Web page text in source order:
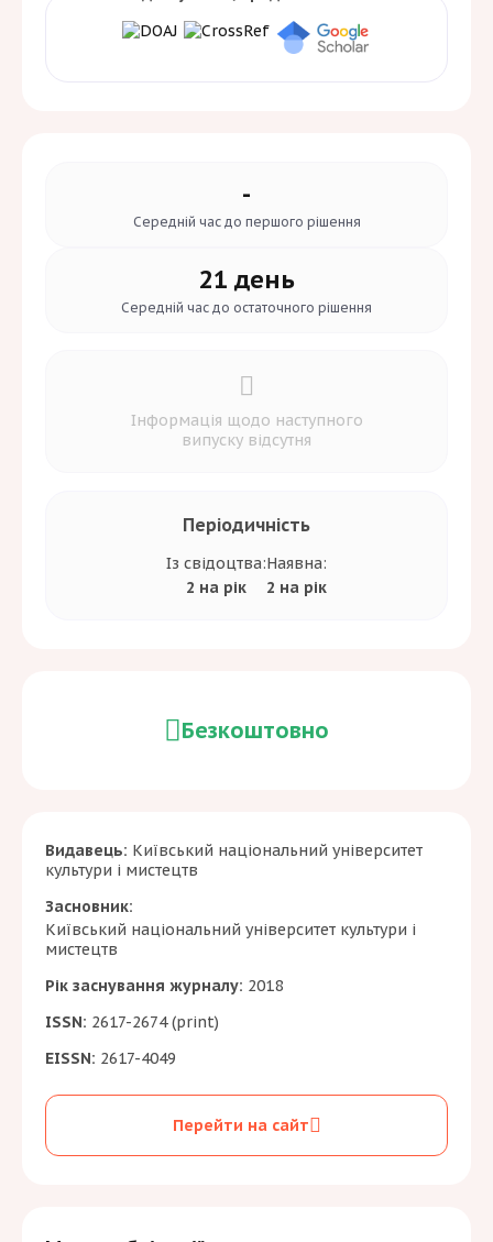
викладачам та науково-педагогічним
працівникам, що займаються науковими
Видавець: Київський національний університет
культури і мистецтв
Засновник:
Київський національний університет культури і
мистецтв
Рік заснування журналу: 2018
ISSN: 2617-2674 (print)
EISSN: 2617-4049
Перейти на сайт
Безкоштовно
-
Середній час до першого рішення
21 день
Середній час до остаточного рішення
Інформація щодо наступного
випуску відсутня
Періодичність
Із свідоцтва:
2 на рік
Наявна:
2 на рік